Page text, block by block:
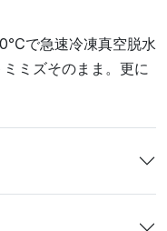
で急速冷凍真空脱水
ミズそのまま。更に